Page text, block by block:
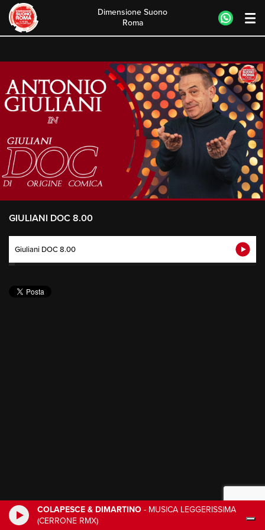
COLAPESCE & DIMARTINO - MUSICA LEGGERISSIMA
(CERRONE RMX)
content
Dimensione Suono
Roma
GIULIANI DOC 8.00
Giuliani DOC 8.00